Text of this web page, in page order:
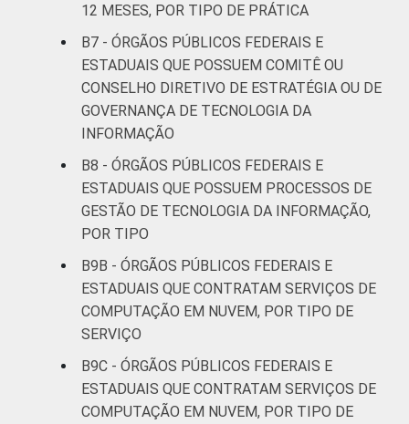
12 MESES, POR TIPO DE PRÁTICA
B7 - ÓRGÃOS PÚBLICOS FEDERAIS E
ESTADUAIS QUE POSSUEM COMITÊ OU
CONSELHO DIRETIVO DE ESTRATÉGIA OU DE
GOVERNANÇA DE TECNOLOGIA DA
INFORMAÇÃO
B8 - ÓRGÃOS PÚBLICOS FEDERAIS E
ESTADUAIS QUE POSSUEM PROCESSOS DE
GESTÃO DE TECNOLOGIA DA INFORMAÇÃO,
POR TIPO
B9B - ÓRGÃOS PÚBLICOS FEDERAIS E
ESTADUAIS QUE CONTRATAM SERVIÇOS DE
COMPUTAÇÃO EM NUVEM, POR TIPO DE
SERVIÇO
B9C - ÓRGÃOS PÚBLICOS FEDERAIS E
ESTADUAIS QUE CONTRATAM SERVIÇOS DE
COMPUTAÇÃO EM NUVEM, POR TIPO DE